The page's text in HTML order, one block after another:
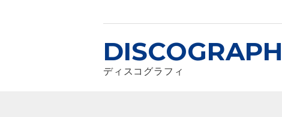
ディスコグラフィ